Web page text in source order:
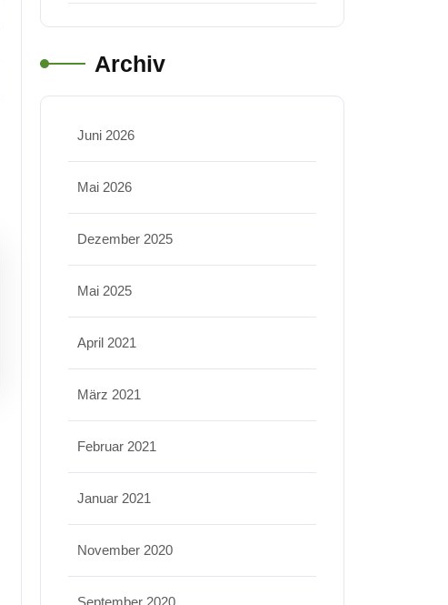
Archiv
Juni 2026
Mai 2026
Dezember 2025
Mai 2025
April 2021
März 2021
Februar 2021
Januar 2021
November 2020
September 2020